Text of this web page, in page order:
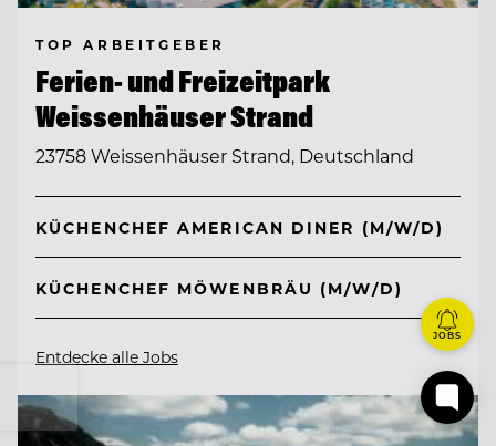
TOP ARBEITGEBER
Ferien- und Freizeitpark
Weissenhäuser Strand
23758 Weissenhäuser Strand, Deutschland
KÜCHENCHEF AMERICAN DINER (M/W/D)
KÜCHENCHEF MÖWENBRÄU (M/W/D)
Entdecke alle Jobs
JOBS